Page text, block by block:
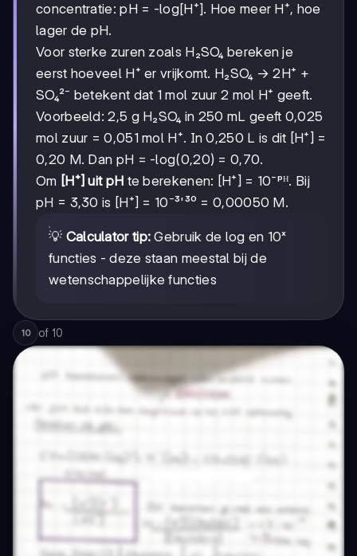
concentratie: pH = -log[H⁺]. Hoe meer H⁺, hoe
lager de pH.
Voor sterke zuren zoals H₂SO₄ bereken je
eerst hoeveel H⁺ er vrijkomt. H₂SO₄ → 2H⁺ +
SO₄²⁻ betekent dat 1 mol zuur 2 mol H⁺ geeft.
Voorbeeld: 2,5 g H₂SO₄ in 250 mL geeft 0,025
mol zuur = 0,051 mol H⁺. In 0,250 L is dit [H⁺] =
0,20 M. Dan pH = -log(0,20) = 0,70.
Om [H⁺] uit pH te berekenen: [H⁺] = 10⁻ᵖᴴ. Bij
pH = 3,30 is [H⁺] = 10⁻³'³⁰ = 0,00050 M.
💡 Calculator tip: Gebruik de log en 10ˣ
functies - deze staan meestal bij de
wetenschappelijke functies
10 of 10